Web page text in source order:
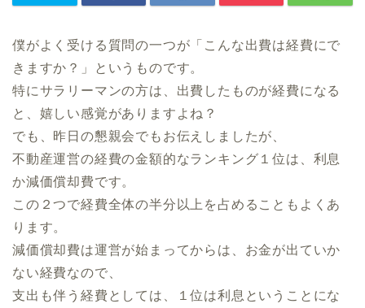
僕がよく受ける質問の一つが「こんな出費は経費にで
きますか？」というものです。
特にサラリーマンの方は、出費したものが経費になる
と、嬉しい感覚がありますよね？
でも、昨日の懇親会でもお伝えしましたが、
不動産運営の経費の金額的なランキング１位は、利息
か減価償却費です。
この２つで経費全体の半分以上を占めることもよくあ
ります。
減価償却費は運営が始まってからは、お金が出ていか
ない経費なので、
支出も伴う経費としては、１位は利息ということにな